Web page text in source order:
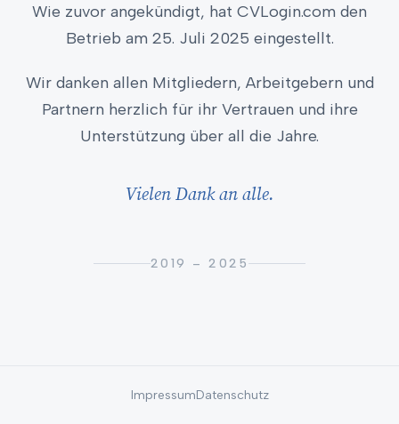
Wie zuvor angekündigt, hat CVLogin.com den
Betrieb am 25. Juli 2025 eingestellt.
Wir danken allen Mitgliedern, Arbeitgebern und
Partnern herzlich für ihr Vertrauen und ihre
Unterstützung über all die Jahre.
Vielen Dank an alle.
2019 – 2025
ImpressumDatenschutz